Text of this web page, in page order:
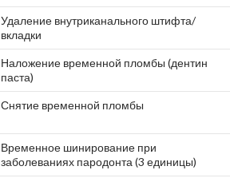
Удаление внутриканального штифта/
вкладки
Наложение временной пломбы (дентин
паста)
Снятие временной пломбы
Временное шинирование при
заболеваниях пародонта (3 единицы)